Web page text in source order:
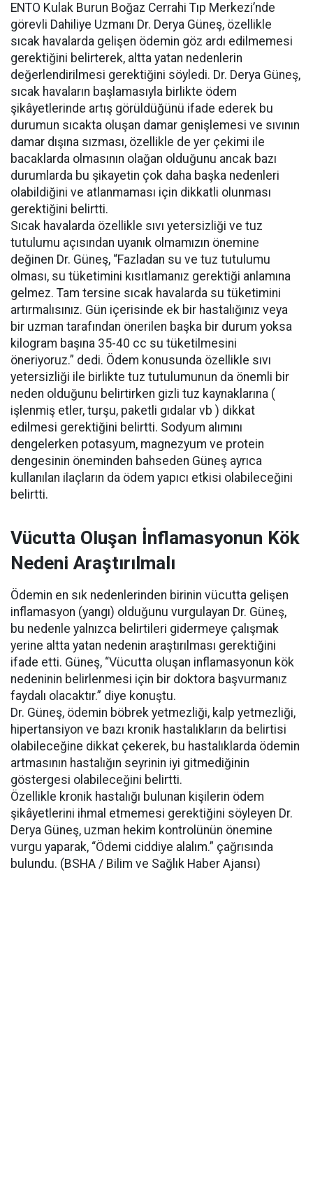
ENTO Kulak Burun Boğaz Cerrahi Tıp Merkezi’nde
görevli Dahiliye Uzmanı Dr. Derya Güneş, özellikle
sıcak havalarda gelişen ödemin göz ardı edilmemesi
gerektiğini belirterek, altta yatan nedenlerin
değerlendirilmesi gerektiğini söyledi. Dr. Derya Güneş,
sıcak havaların başlamasıyla birlikte ödem
şikâyetlerinde artış görüldüğünü ifade ederek bu
durumun sıcakta oluşan damar genişlemesi ve sıvının
damar dışına sızması, özellikle de yer çekimi ile
bacaklarda olmasının olağan olduğunu ancak bazı
durumlarda bu şikayetin çok daha başka nedenleri
olabildiğini ve atlanmaması için dikkatli olunması
gerektiğini belirtti.
Sıcak havalarda özellikle sıvı yetersizliği ve tuz
tutulumu açısından uyanık olmamızın önemine
değinen Dr. Güneş, “Fazladan su ve tuz tutulumu
olması, su tüketimini kısıtlamanız gerektiği anlamına
gelmez. Tam tersine sıcak havalarda su tüketimini
artırmalısınız. Gün içerisinde ek bir hastalığınız veya
bir uzman tarafından önerilen başka bir durum yoksa
kilogram başına 35-40 cc su tüketilmesini
öneriyoruz.” dedi. Ödem konusunda özellikle sıvı
yetersizliği ile birlikte tuz tutulumunun da önemli bir
neden olduğunu belirtirken gizli tuz kaynaklarına (
işlenmiş etler, turşu, paketli gıdalar vb ) dikkat
edilmesi gerektiğini belirtti. Sodyum alımını
dengelerken potasyum, magnezyum ve protein
dengesinin öneminden bahseden Güneş ayrıca
kullanılan ilaçların da ödem yapıcı etkisi olabileceğini
belirtti.
Vücutta Oluşan İnflamasyonun Kök
Nedeni Araştırılmalı
Ödemin en sık nedenlerinden birinin vücutta gelişen
inflamasyon (yangı) olduğunu vurgulayan Dr. Güneş,
bu nedenle yalnızca belirtileri gidermeye çalışmak
yerine altta yatan nedenin araştırılması gerektiğini
ifade etti. Güneş, “Vücutta oluşan inflamasyonun kök
nedeninin belirlenmesi için bir doktora başvurmanız
faydalı olacaktır.” diye konuştu.
Dr. Güneş, ödemin böbrek yetmezliği, kalp yetmezliği,
hipertansiyon ve bazı kronik hastalıkların da belirtisi
olabileceğine dikkat çekerek, bu hastalıklarda ödemin
artmasının hastalığın seyrinin iyi gitmediğinin
göstergesi olabileceğini belirtti.
Özellikle kronik hastalığı bulunan kişilerin ödem
şikâyetlerini ihmal etmemesi gerektiğini söyleyen Dr.
Derya Güneş, uzman hekim kontrolünün önemine
vurgu yaparak, “Ödemi ciddiye alalım.” çağrısında
bulundu. (BSHA / Bilim ve Sağlık Haber Ajansı)